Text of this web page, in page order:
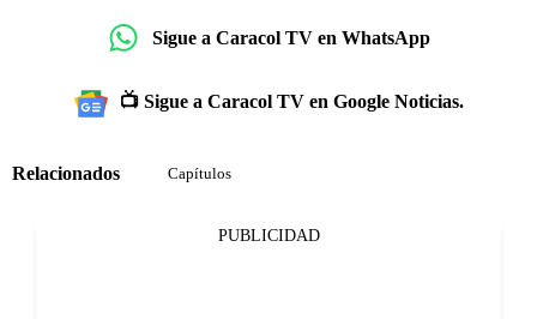
Sigue a Caracol TV en WhatsApp
📺 Sigue a Caracol TV en Google Noticias.
Relacionados Capítulos
PUBLICIDAD